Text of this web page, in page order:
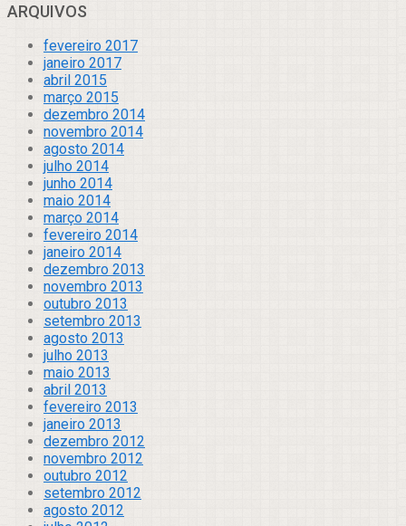
ARQUIVOS
fevereiro 2017
janeiro 2017
abril 2015
março 2015
dezembro 2014
novembro 2014
agosto 2014
julho 2014
junho 2014
maio 2014
março 2014
fevereiro 2014
janeiro 2014
dezembro 2013
novembro 2013
outubro 2013
setembro 2013
agosto 2013
julho 2013
maio 2013
abril 2013
fevereiro 2013
janeiro 2013
dezembro 2012
novembro 2012
outubro 2012
setembro 2012
agosto 2012